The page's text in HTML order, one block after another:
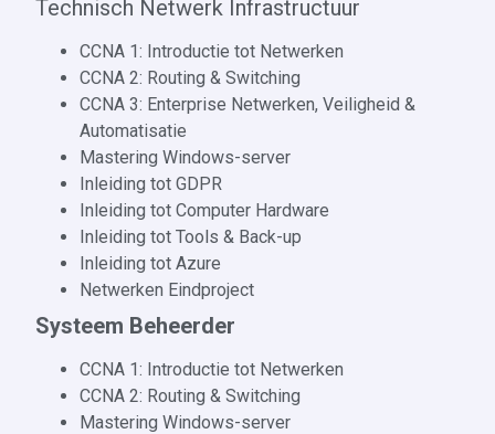
Technisch Netwerk Infrastructuur
CCNA 1: Introductie tot Netwerken
CCNA 2: Routing & Switching
CCNA 3: Enterprise Netwerken, Veiligheid &
Automatisatie
Mastering Windows-server
Inleiding tot GDPR
Inleiding tot Computer Hardware
Inleiding tot Tools & Back-up
Inleiding tot Azure
Netwerken Eindproject
Systeem Beheerder
CCNA 1: Introductie tot Netwerken
CCNA 2: Routing & Switching
Mastering Windows-server